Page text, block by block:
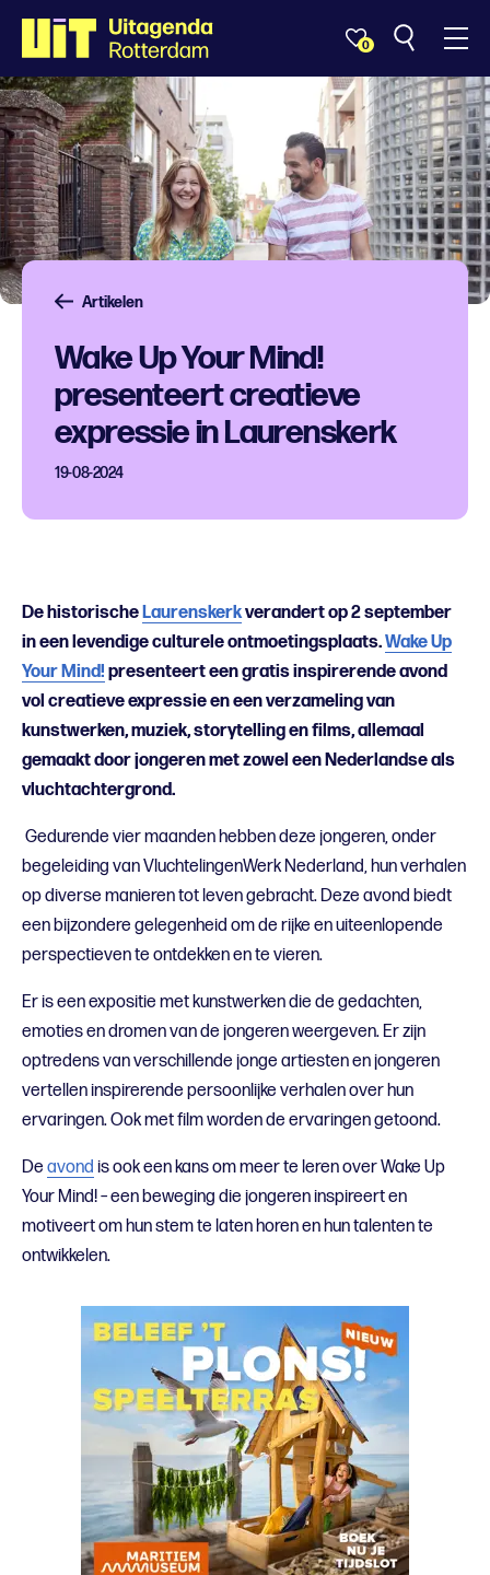
0
Artikelen
Wake Up Your Mind!
presenteert creatieve
expressie in Laurenskerk
19-08-2024
De historischeLaurenskerkverandert op 2 september
in een levendige culturele ontmoetingsplaats.Wake Up
Your Mind! presenteert een gratis inspirerende avond
vol creatieve expressie en een verzameling van
kunstwerken, muziek, storytelling en films, allemaal
gemaakt door jongeren met zowel een Nederlandse als
vluchtachtergrond.
Gedurende vier maanden hebben deze jongeren, onder
begeleiding van VluchtelingenWerk Nederland, hun verhalen
op diverse manieren tot leven gebracht. Deze avond biedt
een bijzondere gelegenheid om de rijke en uiteenlopende
perspectieven te ontdekken en te vieren.
Er is een expositie met kunstwerken die de gedachten,
emoties en dromen van de jongeren weergeven. Er zijn
optredens van verschillende jonge artiesten en jongeren
vertellen inspirerende persoonlijke verhalen over hun
ervaringen. Ook met film worden de ervaringen getoond.
De avond is ook een kans om meer te leren over Wake Up
Your Mind! – een beweging die jongeren inspireert en
motiveert om hun stem te laten horen en hun talenten te
ontwikkelen.